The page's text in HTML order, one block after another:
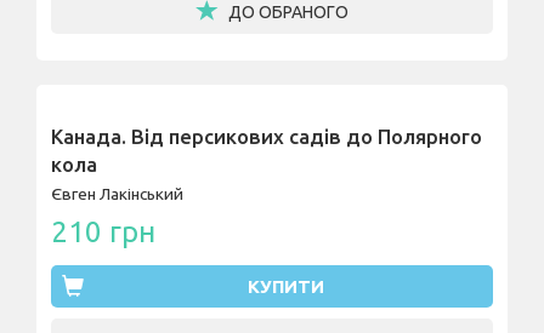
ДО ОБРАНОГО
Канада. Від персикових садів до Полярного
кола
Євген Лакінський
210 грн
КУПИТИ